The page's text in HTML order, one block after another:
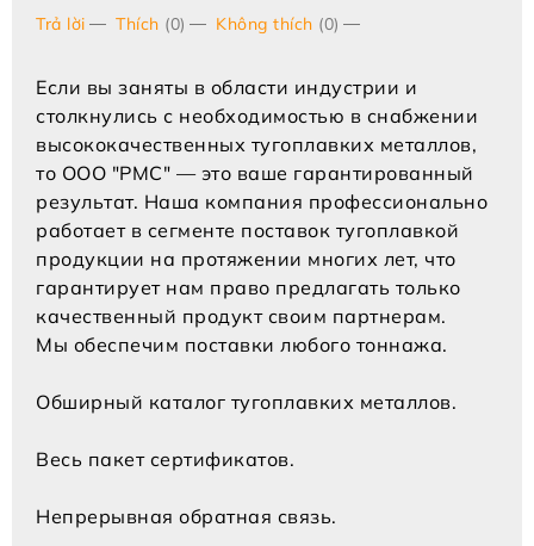
Trả lời Thích (0) Không thích (0)
Если вы заняты в области индустрии и
столкнулись с необходимостью в снабжении
высококачественных тугоплавких металлов,
то ООО "РМС" — это ваше гарантированный
результат. Наша компания профессионально
работает в сегменте поставок тугоплавкой
продукции на протяжении многих лет, что
гарантирует нам право предлагать только
качественный продукт своим партнерам.
Мы обеспечим поставки любого тоннажа.
Обширный каталог тугоплавких металлов.
Весь пакет сертификатов.
Непрерывная обратная связь.